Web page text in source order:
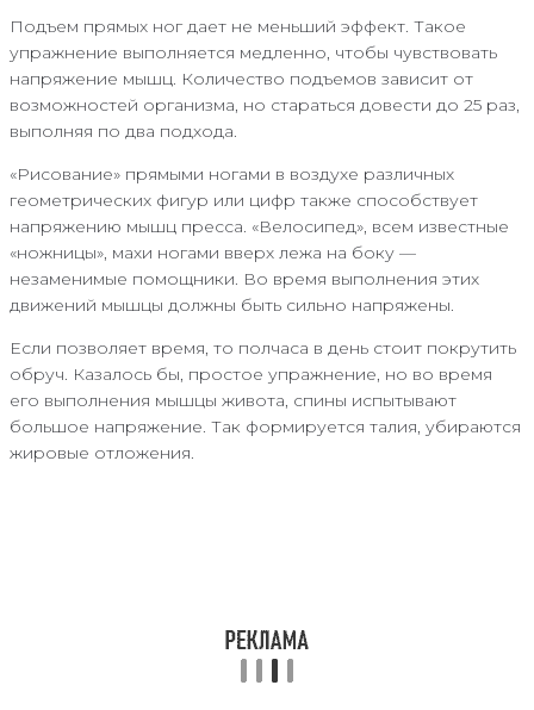
Подъем прямых ног дает не меньший эффект. Такое
упражнение выполняется медленно, чтобы чувствовать
напряжение мышц. Количество подъемов зависит от
возможностей организма, но стараться довести до 25 раз,
выполняя по два подхода.
«Рисование» прямыми ногами в воздухе различных
геометрических фигур или цифр также способствует
напряжению мышц пресса. «Велосипед», всем известные
«ножницы», махи ногами вверх лежа на боку —
незаменимые помощники. Во время выполнения этих
движений мышцы должны быть сильно напряжены.
Если позволяет время, то полчаса в день стоит покрутить
обруч. Казалось бы, простое упражнение, но во время
его выполнения мышцы живота, спины испытывают
большое напряжение. Так формируется талия, убираются
жировые отложения.